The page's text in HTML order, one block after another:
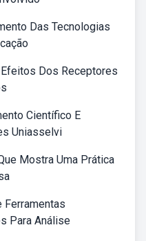
Das Tecnologias
Dos Receptores
Científico E
Uniasselvi
Mostra Uma Prática
Ferramentas
Para Análise